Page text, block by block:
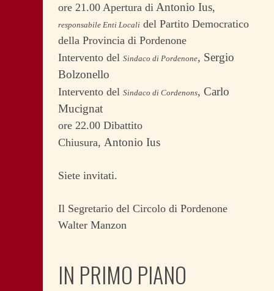
ore 21.00 Apertura di Antonio Ius,
responsabile Enti Locali del Partito Democratico
della Provincia di Pordenone
Intervento del Sindaco di Pordenone, Sergio
Bolzonello
Intervento del Sindaco di Cordenons, Carlo
Mucignat
ore 22.00 Dibattito
Chiusura, Antonio Ius
Siete invitati.
Il Segretario del Circolo di Pordenone
Walter Manzon
IN PRIMO PIANO